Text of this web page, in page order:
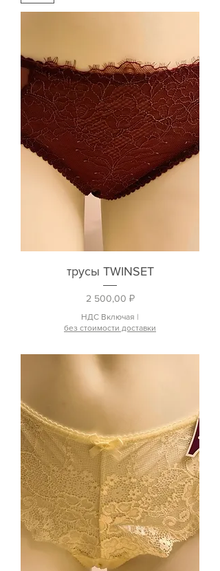
трусы TWINSET
Цена
2 500,00 ₽
НДС Включая |
без стоимости доставки